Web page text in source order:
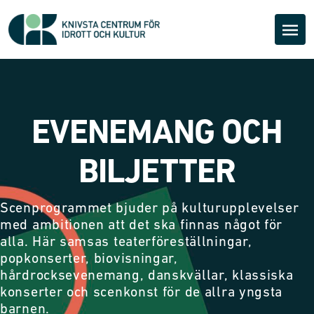
EVENEMANG OCH
BILJETTER
Scenprogrammet bjuder på kulturupplevelser
med ambitionen att det ska finnas något för
alla. Här samsas teaterföreställningar,
popkonserter, biovisningar,
hårdrocksevenemang, danskvällar, klassiska
konserter och scenkonst för de allra yngsta
barnen.